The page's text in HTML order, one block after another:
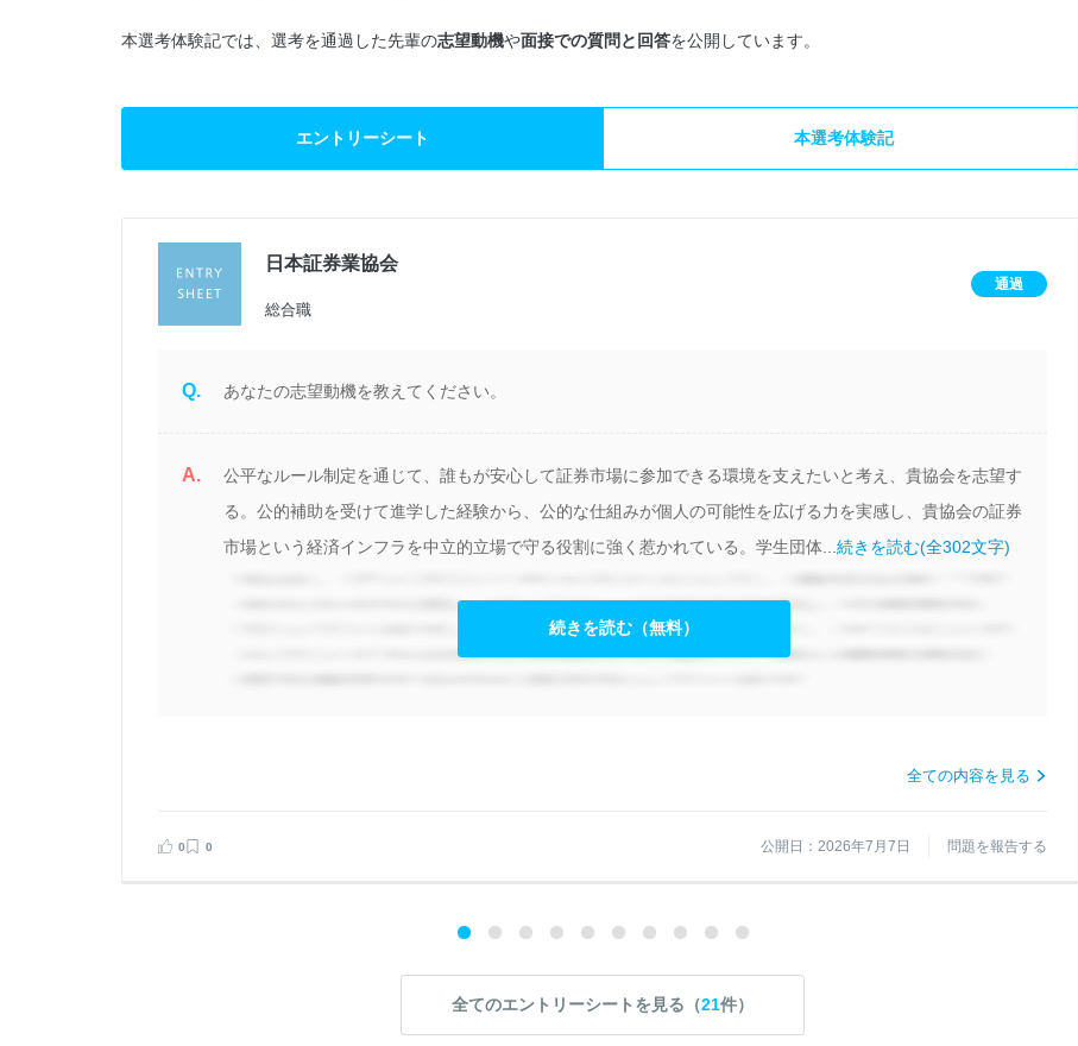
本選考体験記では、選考を通過した先輩の志望動機や面接での質問と回答を公開しています。
エントリーシート 本選考体験記
日本証券業協会
総合職
通過
Q. あなたの志望動機を教えてください。
A.
公平なルール制定を通じて、誰もが安心して証券市場に参加できる環境を支えたいと考え、貴協会を志望す
る。公的補助を受けて進学した経験から、公的な仕組みが個人の可能性を広げる力を実感し、貴協会の証券
市場という経済インフラを中立的立場で守る役割に強く惹かれている。学生団体... 続きを読む(全302文字)
続きを読む（無料）
全ての内容を見る
0 0 公開日：2026年7月7日 問題を報告する
全てのエントリーシートを見る（21件）